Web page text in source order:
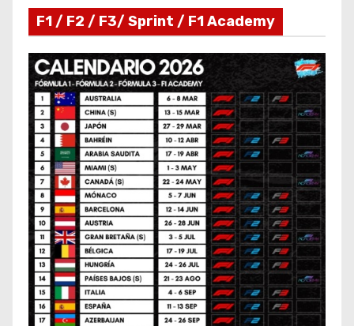
F1 / F2 / F3/ Sprint / F1 Academy